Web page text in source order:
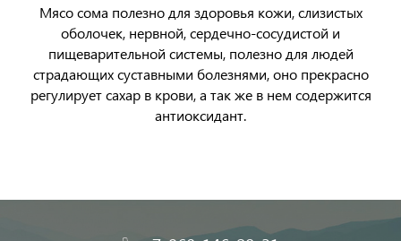
Мясо сома полезно для здоровья кожи, слизистых
оболочек, нервной, сердечно-сосудистой и
пищеварительной системы, полезно для людей
страдающих суставными болезнями, оно прекрасно
регулирует сахар в крови, а так же в нем содержится
антиоксидант.